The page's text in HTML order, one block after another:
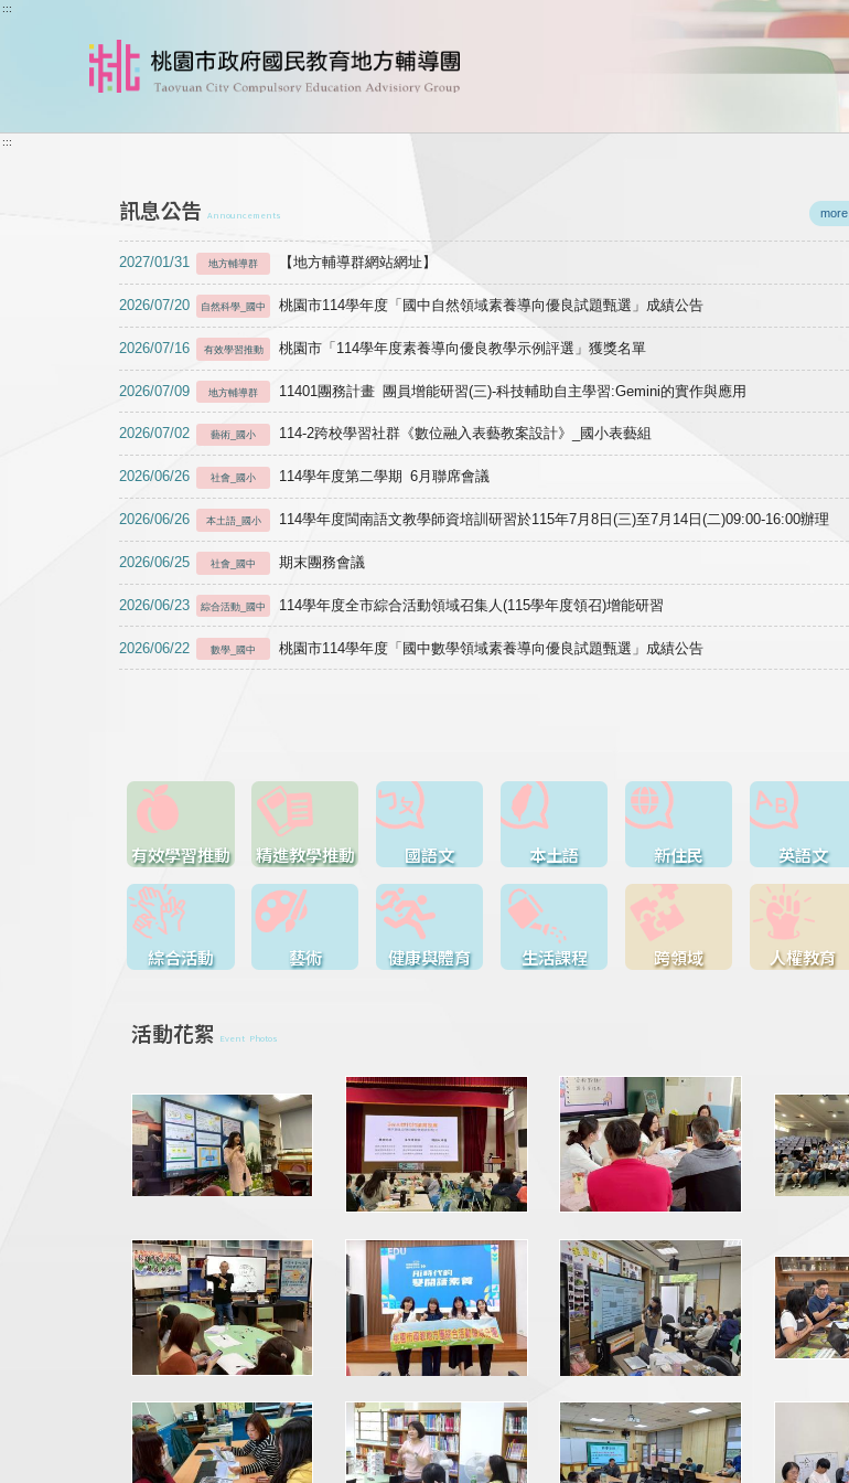
跳到主要內容
:::
:::
訊息公告 Announcements more
2027/01/31 地方輔導群 【地方輔導群網站網址】
2026/07/20 自然科學_國中 桃園市114學年度「國中自然領域素養導向優良試題甄選」成績公告
2026/07/16 有效學習推動 桃園市「114學年度素養導向優良教學示例評選」獲獎名單
2026/07/09 地方輔導群 11401團務計畫 團員增能研習(三)-科技輔助自主學習:Gemini的實作與應用
2026/07/02 藝術_國小 114-2跨校學習社群《數位融入表藝教案設計》_國小表藝組
2026/06/26 社會_國小 114學年度第二學期 6月聯席會議
2026/06/26 本土語_國小 114學年度閩南語文教學師資培訓研習於115年7月8日(三)至7月14日(二)09:00-16:00辦理
2026/06/25 社會_國中 期末團務會議
2026/06/23 綜合活動_國中 114學年度全市綜合活動領域召集人(115學年度領召)增能研習
2026/06/22 數學_國中 桃園市114學年度「國中數學領域素養導向優良試題甄選」成績公告
有效學習推動 精進教學推動 國語文 本土語 新住民 英語文
綜合活動 藝術 健康與體育 生活課程 跨領域 人權教育
活動花絮 Event Photos